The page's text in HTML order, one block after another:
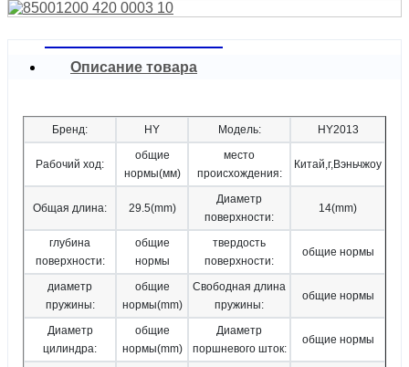
Описание товара
Бренд: HY Модель: HY2013
Рабочий ход:
общие
нормы(мм)
место
происхождения:
Китай,г,Вэньчжоу
Общая длина: 29.5(mm)
Диаметр
поверхности:
14(mm)
глубина
поверхности:
общие
нормы
твердость
поверхности:
общие нормы
диаметр
пружины:
общие
нормы(mm)
Свободная длина
пружины:
общие нормы
Диаметр
цилиндра:
общие
нормы(mm)
Диаметр
поршневого шток:
общие нормы